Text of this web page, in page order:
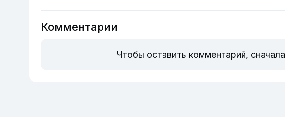
Комментарии
Чтобы оставить комментарий, сначала